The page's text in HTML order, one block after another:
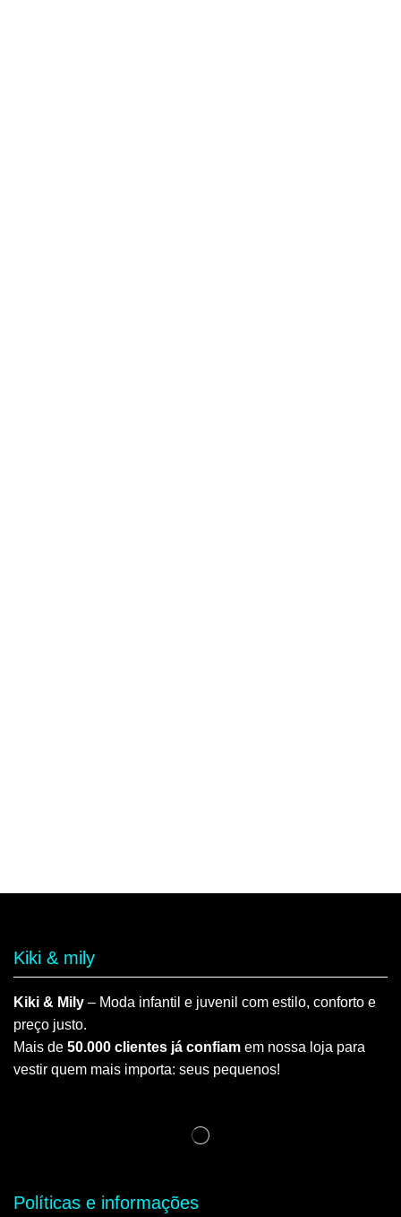
Kiki & mily
Kiki & Mily – Moda infantil e juvenil com estilo, conforto e
preço justo.
Mais de 50.000 clientes já confiam em nossa loja para
vestir quem mais importa: seus pequenos!
Políticas e informações